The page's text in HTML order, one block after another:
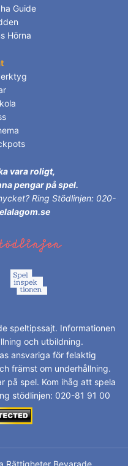
Guide
Hörna
vara roligt,
pengar på spel.
Ring Stödlinjen: 020-
speltipssajt. Informationen
och utbildning.
ansvariga för felaktig
främst om underhållning.
på spel. Kom ihåg att spela
stödlinjen: 020-81 91 00